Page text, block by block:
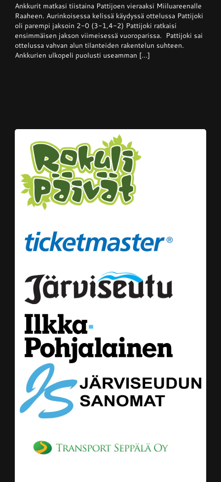
–
Pattijoki
otti
Ankkureista
voiton
kotikentällään
Ankkurit matkasi tiistaina Pattijoen vieraaksi Miiluareenalle
Raaheen. Aurinkoisessa kelissä käydyssä ottelussa Pattijoki
oli parempi jaksoin 2-0 (3-1,4-2) Pattijoki ratkaisi
ensimmäisen jakson viimeisessä vuoroparissa. Pattijoki sai
ottelussa vahvan alun tilanteiden rakentelun suhteen.
Ankkurien ulkopeli puolusti useamman [...]